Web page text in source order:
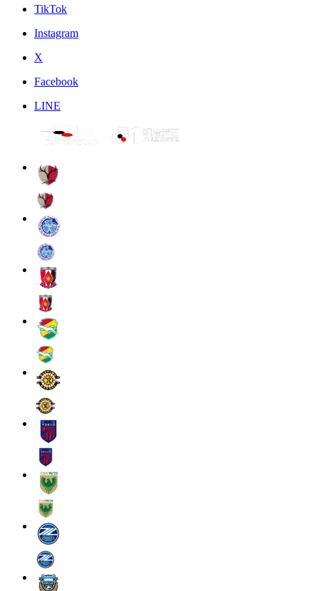
TikTok
Instagram
X
Facebook
LINE